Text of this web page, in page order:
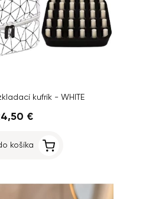
kufrík - WHITE
€
košíka